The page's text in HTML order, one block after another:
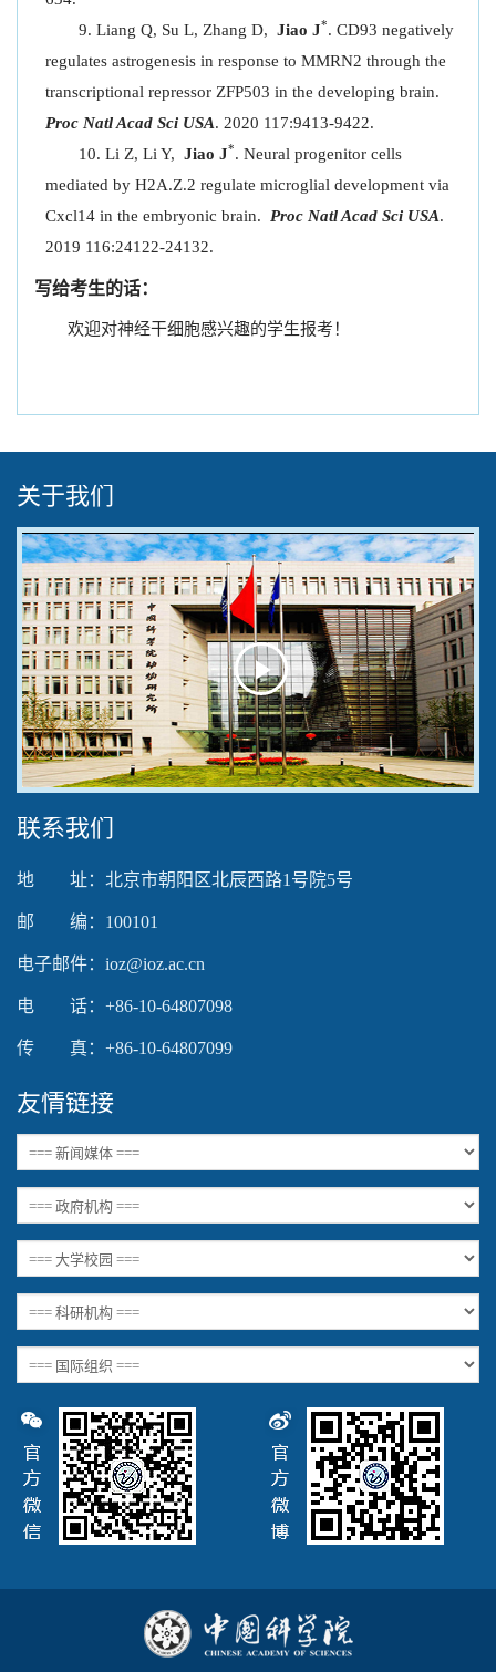
Liang Q, Su L, Zhang D, Jiao J*. CD93 negatively
regulates astrogenesis in response to MMRN2 through the
transcriptional repressor ZFP503 in the developing brain.
Proc Natl Acad Sci USA. 2020 117:9413-9422.
Li Z, Li Y, Jiao J*. Neural progenitor cells
mediated by H2A.Z.2 regulate microglial development via
Cxcl14 in the embryonic brain. Proc Natl Acad Sci USA.
2019 116:24122-24132.
写给考生的话：
欢迎对神经干细胞感兴趣的学生报考！
关于我们
Play
Video
联系我们
地 址：北京市朝阳区北辰西路1号院5号
邮 编：100101
电子邮件：ioz@ioz.ac.cn
电 话：+86-10-64807098
传 真：+86-10-64807099
友情链接